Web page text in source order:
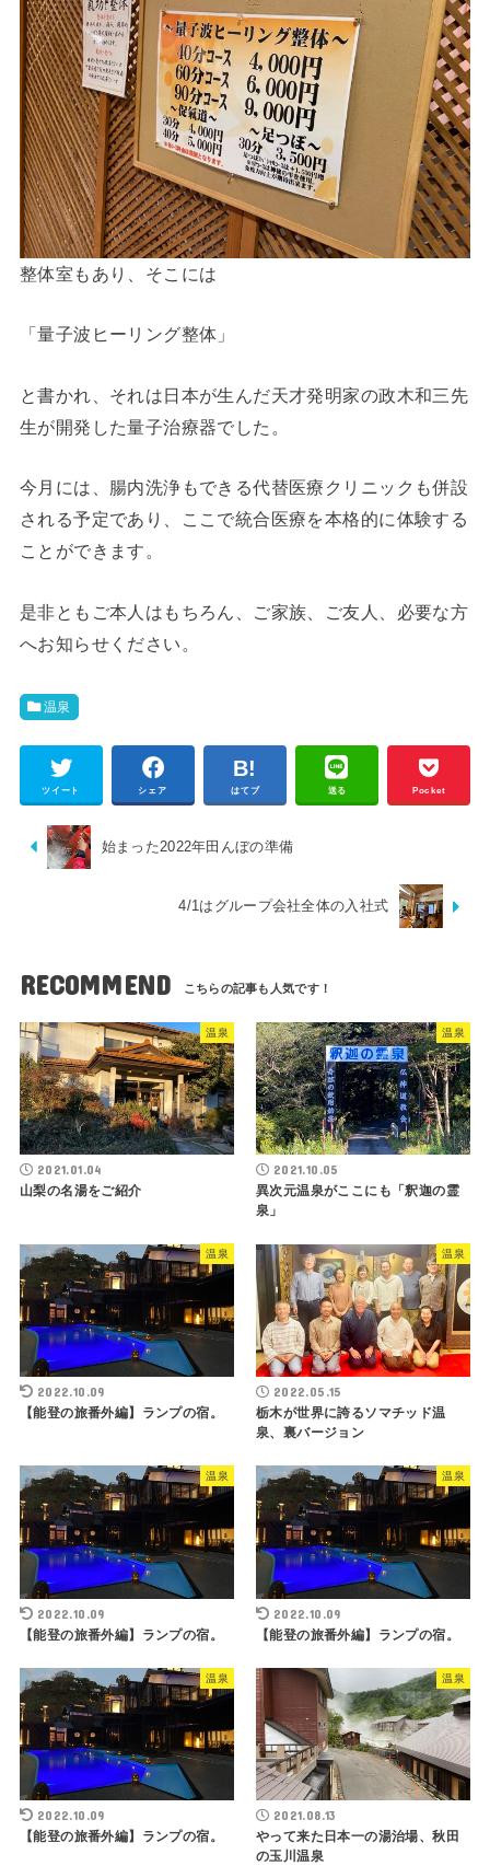
整体室もあり、そこには
「量子波ヒーリング整体」
と書かれ、それは日本が生んだ天才発明家の政木和三先
生が開発した量子治療器でした。
今月には、腸内洗浄もできる代替医療クリニックも併設
される予定であり、ここで統合医療を本格的に体験する
ことができます。
是非ともご本人はもちろん、ご家族、ご友人、必要な方
へお知らせください。
温泉
ツイート シェア はてブ 送る Pocket
始まった2022年田んぼの準備
4/1はグループ会社全体の入社式
RECOMMEND
温泉
2021.01.04
山梨の名湯をご紹介
温泉
2021.10.05
異次元温泉がここにも「釈迦の霊
泉」
温泉
2022.10.09
【能登の旅番外編】ランプの宿。
温泉
2022.05.15
栃木が世界に誇るソマチッド温
泉、裏バージョン
温泉
2022.10.09
【能登の旅番外編】ランプの宿。
温泉
2022.10.09
【能登の旅番外編】ランプの宿。
温泉
2022.10.09
【能登の旅番外編】ランプの宿。
温泉
2021.08.13
やって来た日本一の湯治場、秋田
の玉川温泉